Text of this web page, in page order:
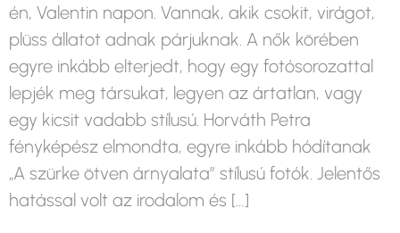
én, Valentin napon. Vannak, akik csokit, virágot,
plüss állatot adnak párjuknak. A nők körében
egyre inkább elterjedt, hogy egy fotósorozattal
lepjék meg társukat, legyen az ártatlan, vagy
egy kicsit vadabb stílusú. Horváth Petra
fényképész elmondta, egyre inkább hódítanak
„A szürke ötven árnyalata” stílusú fotók. Jelentős
hatással volt az irodalom és […]